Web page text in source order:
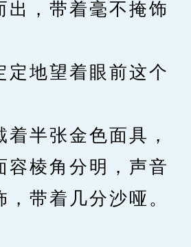
出，带着毫不掩饰
地望着眼前这个
半张金色面具，
容棱角分明，声音
带着几分沙哑。